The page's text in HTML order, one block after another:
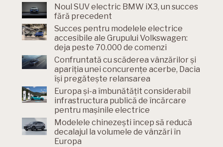
Noul SUV electric BMW iX3, un succes
fără precedent
Succes pentru modelele electrice
accesibile ale Grupului Volkswagen:
deja peste 70.000 de comenzi
Confruntată cu scăderea vânzărilor și
apariția unei concurențe acerbe, Dacia
își pregătește relansarea
Europa și-a îmbunătățit considerabil
infrastructura publică de încărcare
pentru mașinile electrice
Modelele chinezești încep să reducă
decalajul la volumele de vânzări în
Europa